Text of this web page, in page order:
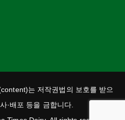
는 저작권법의 보호를 받으
·배포 등을 금합니다.